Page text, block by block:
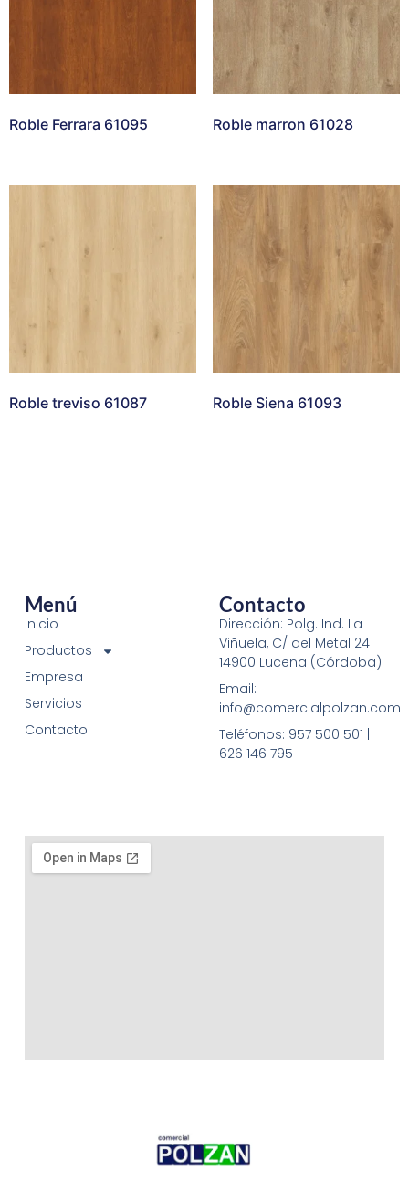
Roble Ferrara 61095 Roble marron 61028
Roble treviso 61087 Roble Siena 61093
Menú
Inicio
Productos
Empresa
Servicios
Contacto
Contacto
Dirección: Polg. Ind. La
Viñuela, C/ del Metal 24
14900 Lucena (Córdoba)
Email:
info@comercialpolzan.com
Teléfonos: 957 500 501 |
626 146 795